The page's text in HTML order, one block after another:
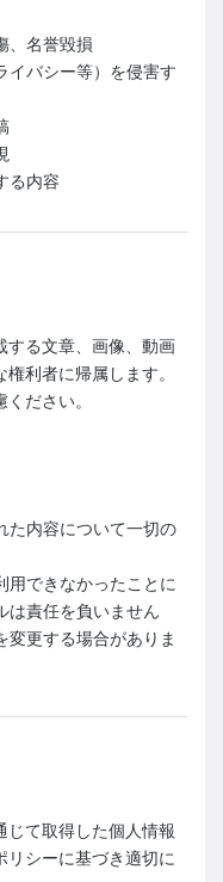
、名誉毀損
イバシー等）を侵害す
る内容
する文章、画像、動画
利者に帰属します。
ださい。
た内容について一切の
用できなかったことに
は責任を負いません
変更する場合がありま
じて取得した個人情報
リシーに基づき適切に